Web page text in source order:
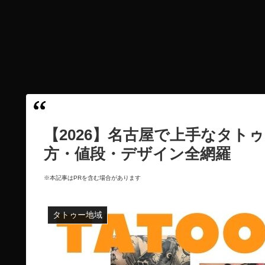
【2026】名古屋で上手なタト
方・値段・デザイン全網羅
※本記事はPRを含む場合があります
タトゥー地域